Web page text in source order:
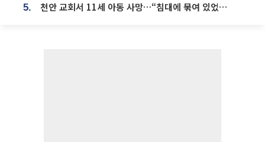
5. 천안 교회서 11세 아동 사망…“침대에 묶여 있었다” 진술 확보